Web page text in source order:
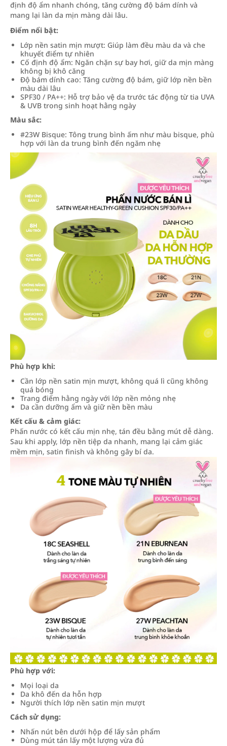
định độ ẩm nhanh chóng, tăng cường độ bám dính và
mang lại làn da mịn màng dài lâu.
Điểm nổi bật:
Lớp nền satin mịn mượt: Giúp làm đều màu da và che
khuyết điểm tự nhiên
Cố định độ ẩm: Ngăn chặn sự bay hơi, giữ da mịn màng
không bị khô căng
Độ bám dính cao: Tăng cường độ bám, giữ lớp nền bền
màu dài lâu
SPF30 / PA++: Hỗ trợ bảo vệ da trước tác động từ tia UVA
& UVB trong sinh hoạt hằng ngày
Màu sắc:
#23W Bisque: Tông trung bình ấm như màu bisque, phù
hợp với làn da trung bình đến ngăm nhẹ
Phù hợp khi:
Cần lớp nền satin mịn mượt, không quá lì cũng không
quá bóng
Trang điểm hằng ngày với lớp nền mỏng nhẹ
Da cần dưỡng ẩm và giữ nền bền màu
Kết cấu & cảm giác:
Phấn nước có kết cấu mịn nhẹ, tán đều bằng mút dễ dàng.
Sau khi apply, lớp nền tiệp da nhanh, mang lại cảm giác
mềm mịn, satin finish và không gây bí da.
Phù hợp với:
Mọi loại da
Da khô đến da hỗn hợp
Người thích lớp nền satin mịn mượt
Cách sử dụng:
Nhấn nút bên dưới hộp để lấy sản phẩm
Dùng mút tán lấy một lượng vừa đủ